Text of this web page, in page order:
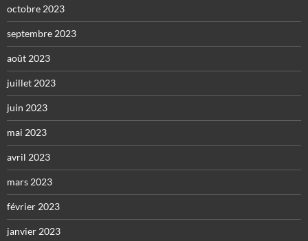
octobre 2023
septembre 2023
août 2023
juillet 2023
juin 2023
mai 2023
avril 2023
mars 2023
février 2023
janvier 2023